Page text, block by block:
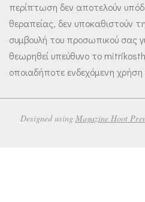
περίπτωση δεν αποτελούν
θεραπείας, δεν υποκαθιστούν
συμβουλή του προσωπικού σας
θεωρηθεί υπεύθυνο το
οποιαδήποτε ενδεχόμενη χρήση
Designed using Magazine Hoot